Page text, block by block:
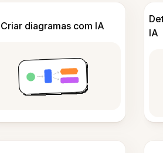
Criar diagramas com IA
IA